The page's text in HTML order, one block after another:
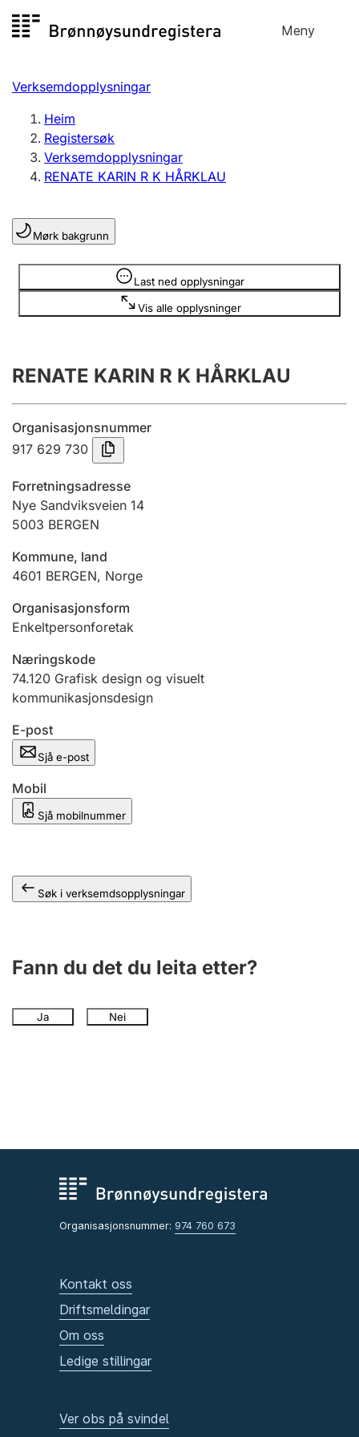
til
Meny
Registersøk
Aksjeselskap
Enkeltpersonføretak
Registrere, endre, slette
Lag og foreining
Registrere, endre, slette
Innsending og forseinkingsgebyr
Tinglysing
Jeger
Ektepaktrettleiaren
Andre tema
Verksemdopplysningar
Heim
Registersøk
Verksemdopplysningar
RENATE KARIN R K HÅRKLAU
Mørk bakgrunn
Last ned opplysningar
Vis alle opplysninger
Opplysninger er skjult
RENATE KARIN R K HÅRKLAU
Organisasjonsnummer
917 629 730
Forretningsadresse
Nye Sandviksveien 14
5003 BERGEN
Kommune, land
4601 BERGEN, Norge
Organisasjonsform
Enkeltpersonforetak
Næringskode
74.120 Grafisk design og visuelt
kommunikasjonsdesign
E-post
Sjå e-post
Mobil
Sjå mobilnummer
Søk i verksemdsopplysningar
Fann du det du leita etter?
Ja Nei
Organisasjonsnummer: 974 760 673
Kontakt oss
Driftsmeldingar
Om oss
Ledige stillingar
Ver obs på svindel